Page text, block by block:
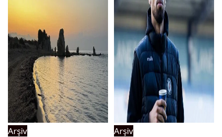
Arşiv
Arşiv